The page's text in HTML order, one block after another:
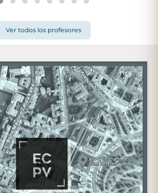
Ver todos los profesores